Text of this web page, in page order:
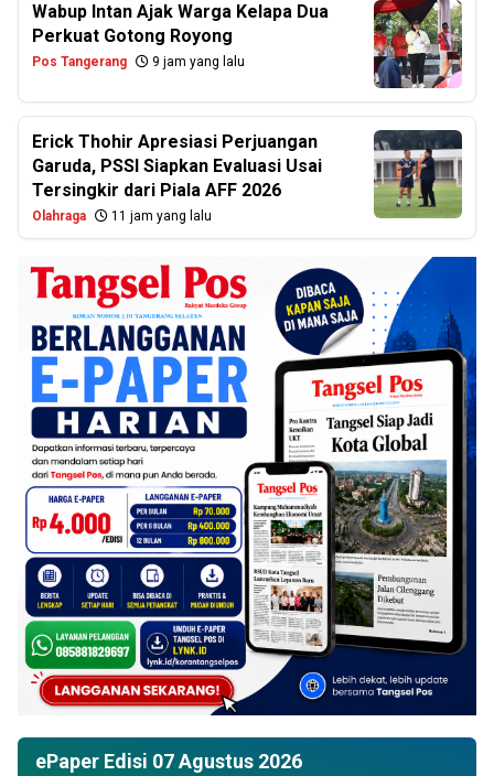
Wabup Intan Ajak Warga Kelapa Dua
Perkuat Gotong Royong
Pos Tangerang 9 jam yang lalu
Erick Thohir Apresiasi Perjuangan
Garuda, PSSI Siapkan Evaluasi Usai
Tersingkir dari Piala AFF 2026
Olahraga 11 jam yang lalu
ePaper Edisi 07 Agustus 2026